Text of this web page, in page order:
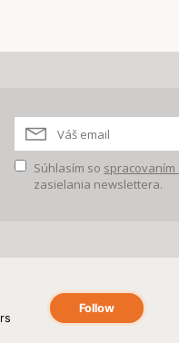
Súhlasím so
zasielania newslettera.